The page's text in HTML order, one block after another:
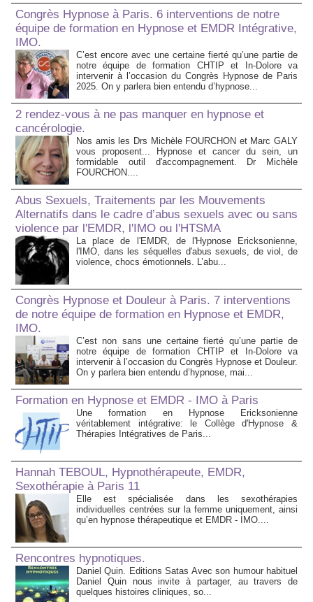
Congrès Hypnose à Paris. 6 interventions de notre
équipe de formation en Hypnose et EMDR Intégrative,
IMO.
C’est encore avec une certaine fierté qu’une partie de
notre équipe de formation CHTIP et In-Dolore va
intervenir à l’occasion du Congrès Hypnose de Paris
2025. On y parlera bien entendu d’hypnose...
2 rendez-vous à ne pas manquer en hypnose et
cancérologie.
Nos amis les Drs Michèle FOURCHON et Marc GALY
vous proposent... Hypnose et cancer du sein, un
formidable outil d'accompagnement. Dr Michèle
FOURCHON....
Abus Sexuels, Traitements par les Mouvements
Alternatifs dans le cadre d’abus sexuels avec ou sans
violence par l'EMDR, l'IMO ou l'HTSMA
La place de l'EMDR, de l'Hypnose Ericksonienne,
l'IMO, dans les séquelles d'abus sexuels, de viol, de
violence, chocs émotionnels. L’abu...
Congrès Hypnose et Douleur à Paris. 7 interventions
de notre équipe de formation en Hypnose et EMDR,
IMO.
C’est non sans une certaine fierté qu’une partie de
notre équipe de formation CHTIP et In-Dolore va
intervenir à l’occasion du Congrès Hypnose et Douleur.
On y parlera bien entendu d’hypnose, mai...
Formation en Hypnose et EMDR - IMO à Paris
Une formation en Hypnose Ericksonienne
véritablement intégrative: le Collège d'Hypnose &
Thérapies Intégratives de Paris...
Hannah TEBOUL, Hypnothérapeute, EMDR,
Sexothérapie à Paris 11
Elle est spécialisée dans les sexothérapies
individuelles centrées sur la femme uniquement, ainsi
qu’en hypnose thérapeutique et EMDR - IMO....
Rencontres hypnotiques.
Daniel Quin. Editions Satas Avec son humour habituel
Daniel Quin nous invite à partager, au travers de
quelques histoires cliniques, so...